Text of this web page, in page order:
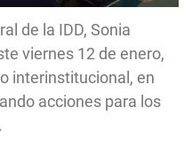
de la IDD, Sonia
viernes 12 de enero,
interinstitucional, en
acciones para los